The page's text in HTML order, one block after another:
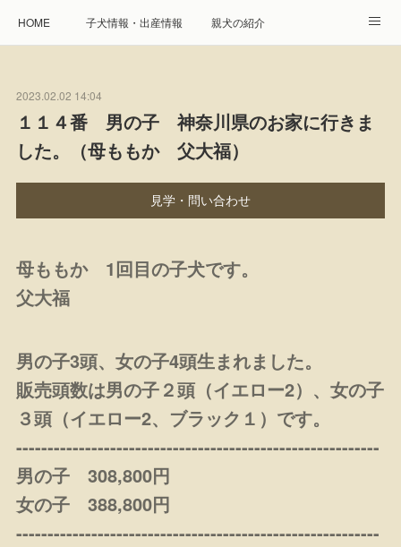
HOME 子犬情報・出産情報 親犬の紹介
遺伝疾患への取り組み Instagram アクセス
プレジール親睦会 特定商取引に基づく表記
2023.02.02 14:04
１１４番 男の子 神奈川県のお家に行きま
した。（母ももか 父大福）
見学・問い合わせ
母ももか 1回目の子犬です。
父大福
男の子3頭、女の子4頭生まれました。
販売頭数は男の子２頭（イエロー2）、女の子
３頭（イエロー2、ブラック１）です。
----------------------------------------------------------
男の子 308,800円
女の子 388,800円
----------------------------------------------------------